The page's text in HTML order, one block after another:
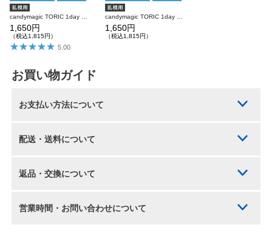
candymagic TORIC 1day デートブラウン 乱視用 10枚入り キャンディーマジック カラコン(CYL：-0.75D～-1.25D)
1,650円
（税込1,815円）
5.00
candymagic TORIC 1day メロブラウン 乱視用 10枚入り キャンディーマジック カラコン(CYL：-0.75D～-1.25D)
1,650円
（税込1,815円）
お買い物ガイド
お支払い方法について
配送・送料について
返品・交換について
営業時間・お問い合わせについて